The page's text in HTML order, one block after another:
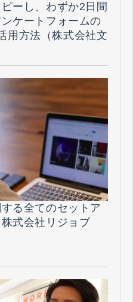
ーし、わずか2日間
ケートフォームの
用方法（株式会社文
る全てのセットア
式会社リジョブ